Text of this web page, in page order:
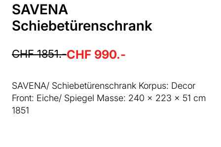
SAVENA
Schiebetürenschrank
CHF 1851.-CHF 990.-
SAVENA/ Schiebetürenschrank Korpus: Decor
Front: Eiche/ Spiegel Masse: 240 x 223 x 51 cm
1851